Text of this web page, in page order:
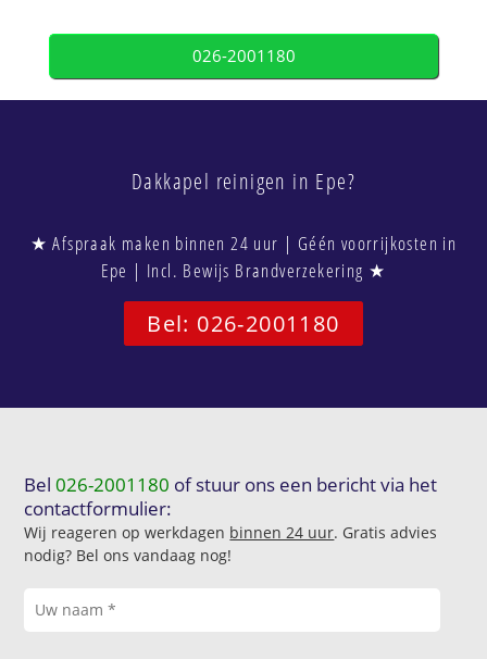
026-2001180
Dakkapel reinigen in Epe?
★ Afspraak maken binnen 24 uur | Géén voorrijkosten in
Epe | Incl. Bewijs Brandverzekering ★
Bel: 026-2001180
Bel026-2001180 of stuur ons een bericht via het
contactformulier:
Wij reageren op werkdagen binnen 24 uur. Gratis advies
nodig? Bel ons vandaag nog!